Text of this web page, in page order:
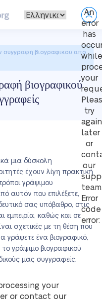
An
error
has
while
your
try
again
later
or
our
Error
code
error:
συγγραφή βιογραφικού από
βιογραφικού
μια δύσκολη
έχουν λίγη πρακτική
γράψιμου
αυτόν που επιλέξετε,
σας υπόβαθρο, στις
εμπειρία, καθώς και σε
σχετικές με τη θέση που
γράψετε ένα βιογραφικό,
το γράψιμο βιογραφικού
μας συγγραφείς.
your
or contact our